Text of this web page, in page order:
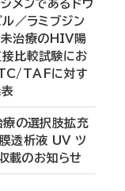
メンであるドウ
ル／ラミブジン
未治療のHIV陽
比較試験にお
TAFに対す
の選択肢拡充
透析液 UV ツ
載のお知らせ